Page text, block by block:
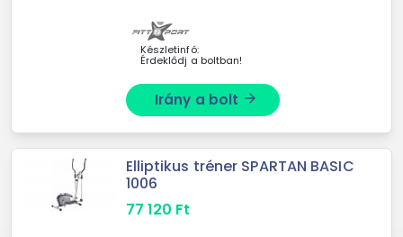
Garancia: 36 ...
Készletinfó:
Érdeklődj a boltban!
Irány a bolt arrow_forward
Elliptikus tréner SPARTAN BASIC
1006
77 120 Ft